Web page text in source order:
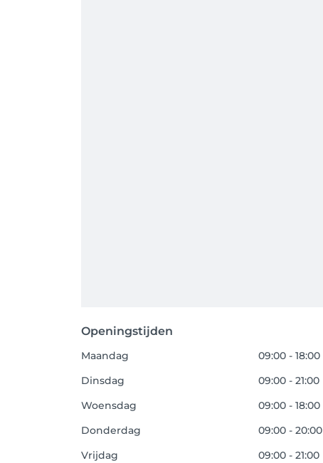
Openingstijden
Maandag
09:00 - 18:00
Dinsdag
09:00 - 21:00
Woensdag
09:00 - 18:00
Donderdag
09:00 - 20:00
Vrijdag
09:00 - 21:00